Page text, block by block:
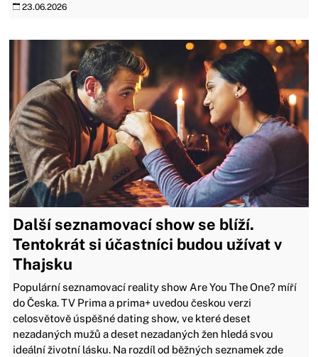
23.06.2026
Další seznamovací show se blíží.
Tentokrát si účastníci budou užívat v
Thajsku
Populární seznamovací reality show Are You The One? míří
do Česka. TV Prima a prima+ uvedou českou verzi
celosvětově úspěšné dating show, ve které deset
nezadaných mužů a deset nezadaných žen hledá svou
ideální životní lásku. Na rozdíl od běžných seznamek zde